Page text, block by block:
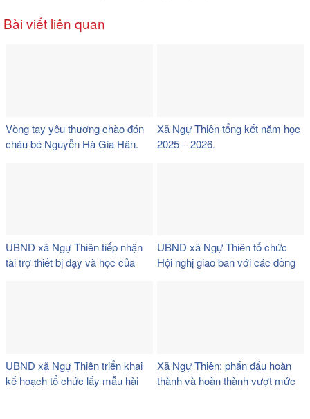
Bài viết liên quan
Vòng tay yêu thương chào đón
cháu bé Nguyễn Hà Gia Hân.
Xã Ngự Thiên tổng kết năm học
2025 – 2026.
UBND xã Ngự Thiên tiếp nhận
tài trợ thiết bị dạy và học của
UBND xã Ngự Thiên tổ chức
Hội nghị giao ban với các đồng
UBND xã Ngự Thiên triển khai
kế hoạch tổ chức lấy mẫu hài
Xã Ngự Thiên: phấn đấu hoàn
thành và hoàn thành vượt mức